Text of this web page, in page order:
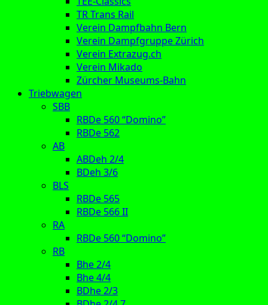
TR Trans Rail
Verein Dampfbahn Bern
Verein Dampfgruppe Zürich
Verein Extrazug.ch
Verein Mikado
Zürcher Museums-Bahn
Triebwagen
SBB
RBDe 560 “Domino”
RBDe 562
AB
ABDeh 2/4
BDeh 3/6
BLS
RBDe 565
RBDe 566 II
RA
RBDe 560 “Domino”
RB
Bhe 2/4
Bhe 4/4
BDhe 2/3